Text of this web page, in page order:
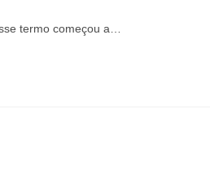
termo começou a…